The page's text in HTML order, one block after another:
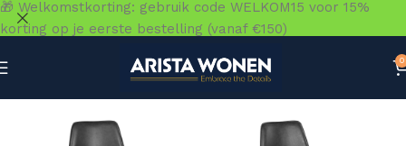
0
🎁 Welkomstkorting: gebruik code WELKOM15 voor 15%
korting op je eerste bestelling (vanaf €150)